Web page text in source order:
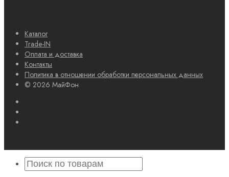
Каталог
Trade-IN
Оплата и доставка
Контакты
Политика в отношении обработки персональных данных
© 2026 МайФон